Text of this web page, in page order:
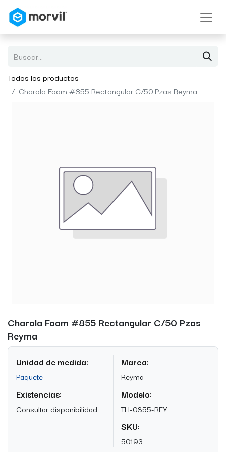
Todos los productos
Charola Foam #855 Rectangular C/50 Pzas Reyma
Charola Foam #855 Rectangular C/50 Pzas
Reyma
Unidad de medida:
Paquete
Existencias:
Consultar disponibilidad
Marca:
Reyma
Modelo:
TH-0855-REY
SKU:
50193